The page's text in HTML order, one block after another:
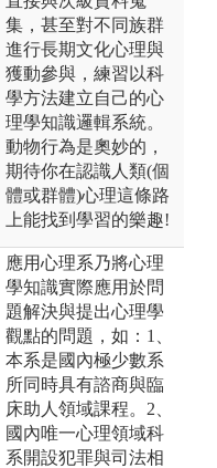
集，甚至對不同族群
進行長期文化心理與
獲動參與，練習以科
學方法建立自己的心
理學知識邏輯系統。
動物行為是奧妙的，
期待你在認識人類(個
體或群體)心理這條路
上能找到學習的樂趣!
應用心理系乃將心理
學知識實際應用於問
題解決與提出心理學
觀點的問題，如：1、
本系是國內極少數系
所同時具有諮商與臨
床助人領域課程。2、
國內唯一心理領域科
系開設犯罪與司法相